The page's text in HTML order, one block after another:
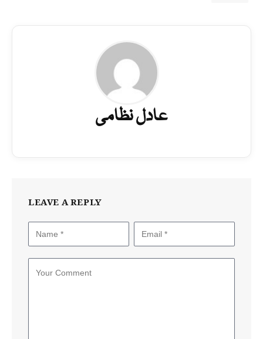
عادل نظامی
LEAVE A REPLY